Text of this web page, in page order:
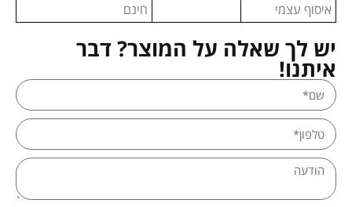
איסוף עצמי
חינם
יש לך שאלה על המוצר? דבר
איתנו!